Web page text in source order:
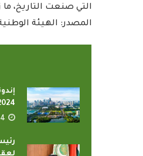
التي صنعت التاريخ،
المصدر: الهيئة